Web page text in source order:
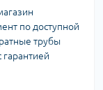
по доступной
трубы